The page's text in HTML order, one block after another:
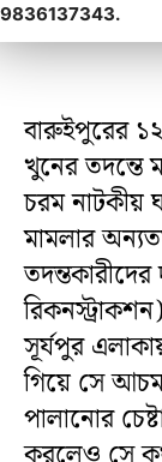
9836137343.
বারুইপুরের
খুনের তদন্তে
চরম নাটকীয়
মামলার
তদন্তকারীদের
সূর্যপুর
গিয়ে সে
পালানোর